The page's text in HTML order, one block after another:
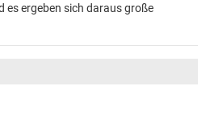
es ergeben sich daraus große